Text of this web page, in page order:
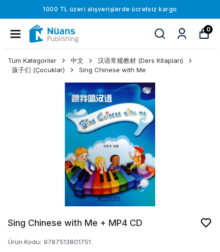
1000 TL üzeri alışverişlerde ücretsiz kargo
0
Tüm Kategoriler 中文
汉语常规教材 (Ders Kitapları)
孩子们 (Çocuklar)
Sing Chinese with Me
Sing Chinese with Me + MP4 CD
Ürün Kodu: 9787513801751